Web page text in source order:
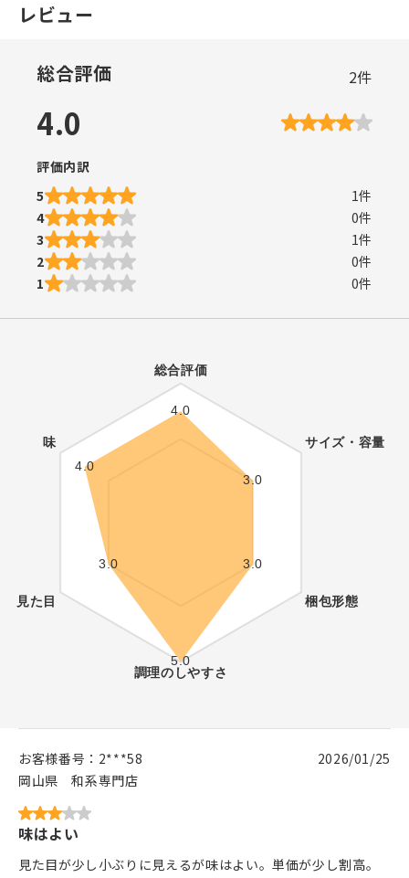
レビュー
総合評価 2件
4.0
評価内訳
5
1件
4
0件
3
1件
2
0件
1
0件
お客様番号： 2***58
岡山県
和系専門店
2026/01/25
味はよい
見た目が少し小ぶりに見えるが味はよい。単価が少し割高。